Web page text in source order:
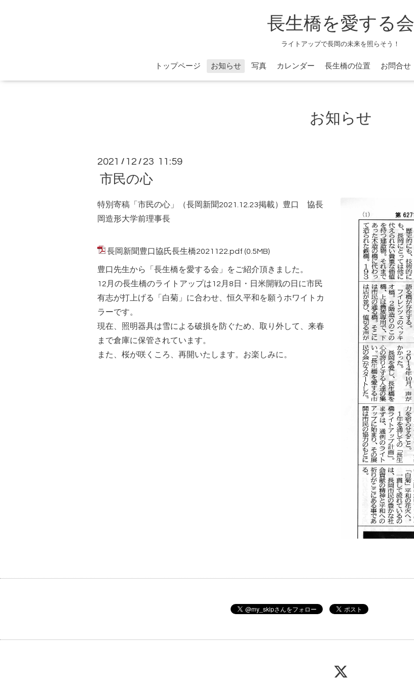
長生橋を愛する会
ライトアップで長岡の未来を照らそう！
トップページ お知らせ 写真 カレンダー 長生橋の位置 お問合せ
お知らせ
2021 / 12 / 23 11:59
市民の心
特別寄稿「市民の心」（長岡新聞2021.12.23掲載）豊口 協長
岡造形大学前理事長
長岡新聞豊口協氏長生橋2021122.pdf (0.5MB)
豊口先生から「長生橋を愛する会」をご紹介頂きました。
12月の長生橋のライトアップは12月8日・日米開戦の日に市民
有志が打上げる「白菊」に合わせ、恒久平和を願うホワイトカ
ラーです。
現在、照明器具は雪による破損を防ぐため、取り外して、来春
まで倉庫に保管されています。
また、桜が咲くころ、再開いたします。お楽しみに。